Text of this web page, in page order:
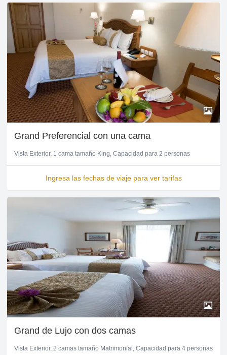
Grand Preferencial con una cama
Vista Exterior 1 cama tamaño King Capacidad para 2 personas
Ingresa las fechas de viaje para ver tarifas
Grand de Lujo con dos camas
Vista Exterior 2 camas tamaño Matrimonial Capacidad para 4 personas